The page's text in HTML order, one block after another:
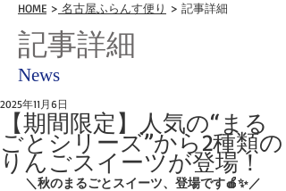
HOME > 名古屋ふらんす便り > 記事詳細
記事詳細
News
【期間限定】人気の“まる
ごとシリーズ”から2種類の
りんごスイーツが登場！
2025年11月6日
＼秋のまるごとスイーツ、登場です🍎✨／